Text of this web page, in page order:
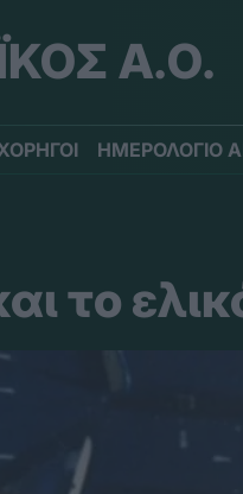
Α.Ο.
ΗΜΕΡΟΛΟΓΙΟ
το